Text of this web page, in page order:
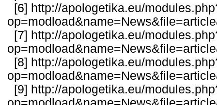
[6] http://apologetika.eu/
[7] http://apologetika.eu/
[8] http://apologetika.eu/
[9] http://apologetika.eu/